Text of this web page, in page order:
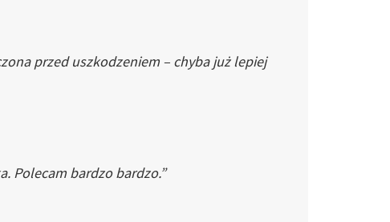
przed uszkodzeniem – chyba już lepiej
Polecam bardzo bardzo.”